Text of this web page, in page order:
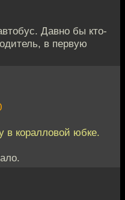
Давно бы кто-
в первую
в коралловой юбке.